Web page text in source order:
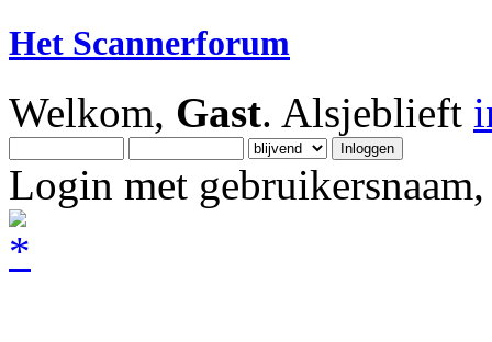
Het Scannerforum
Welkom, Gast. Alsjeblieft
Login met